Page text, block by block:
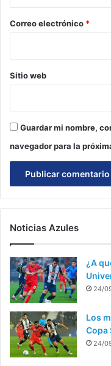
*
Correo electrónico *
Sitio web
Guardar mi nombre,
navegador para la
Noticias Azules
¿A
24/
Los
Copa
24/